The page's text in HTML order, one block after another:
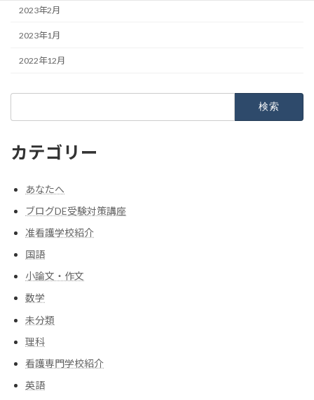
2023年2月
2023年1月
2022年12月
カテゴリー
あなたへ
ブログDE受験対策講座
准看護学校紹介
国語
小論文・作文
数学
未分類
理科
看護専門学校紹介
英語